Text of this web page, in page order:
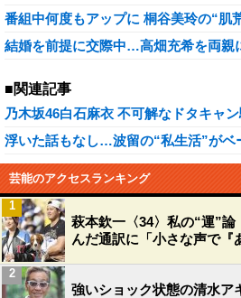
番組中何度もアップに 桐谷美玲の“肌
結婚を前提に交際中…高畑充希を両親
■関連記事
乃木坂46白石麻衣 不可解なドタキャ
浮いた話もなし…波留の“私生活”がベ
芸能のアクセスランキング
萩本欽一〈34〉私の“運”
んだ通訳に「小さな声で『
1
強いショック状態の清水
2